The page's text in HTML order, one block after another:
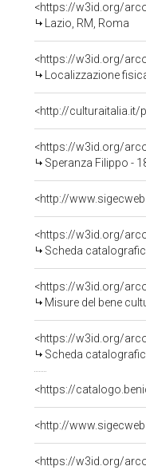
<https://w3id.org/
Lazio, RM, Roma
<https://w3id.org/
Localizzazione
<http://culturaitalia.it/
<https://w3id.org/
Speranza Filippo -
<https://w3id.org/
Scheda
<https://w3id.org/
Misure del bene
<https://w3id.org/
Scheda
<https://
<https://w3id.org/